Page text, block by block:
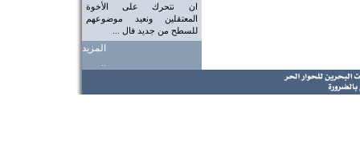
ان نتحرك على الأخوة
المعتقلين ونعيد موضوعهم
للسطح من جديد فال ...
المزيد
..